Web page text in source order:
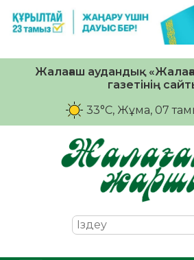
Жалағаш аудандық
газетінің
33°C, Жұма, 07